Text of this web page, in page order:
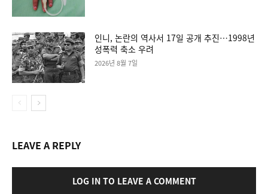
인니, 논란의 역사서 17일 공개 추진…1998년
성폭력 축소 우려
2026년 8월 7일
LEAVE A REPLY
LOG IN TO LEAVE A COMMENT